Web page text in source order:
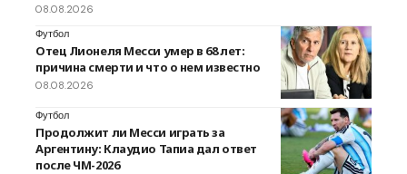
08.08.2026
Футбол
Отец Лионеля Месси умер в 68 лет:
причина смерти и что о нем известно
08.08.2026
Футбол
Продолжит ли Месси играть за
Аргентину: Клаудио Тапиа дал ответ
после ЧМ-2026